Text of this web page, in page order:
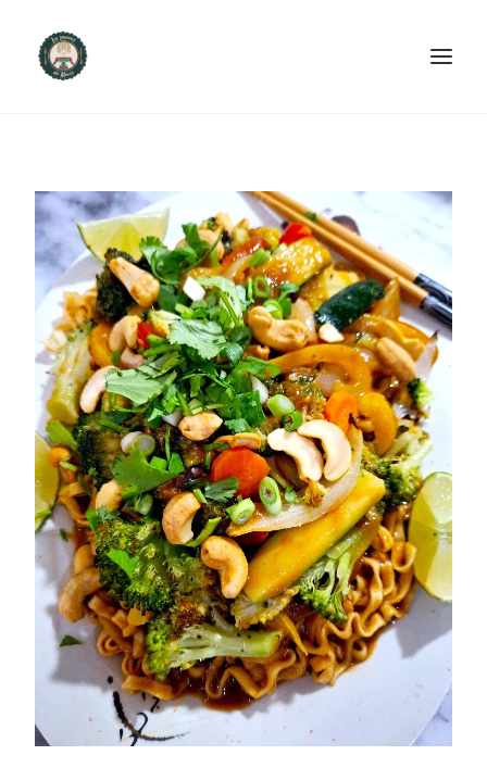
PRODUITS ET SERVICES
NOUS CONTACTER
RECETTES
FAQ
SEARCH